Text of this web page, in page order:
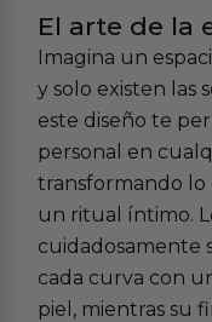
El arte de la
Imagina un
y solo existen las
este diseño te
personal en
transformando lo
un ritual íntimo.
cuidadosamente
cada curva con
piel, mientras su